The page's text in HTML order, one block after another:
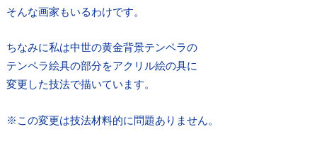
そんな画家もいるわけです。
ちなみに私は中世の黄金背景テンペラの
テンペラ絵具の部分をアクリル絵の具に
変更した技法で描いています。
※この変更は技法材料的に問題ありません。